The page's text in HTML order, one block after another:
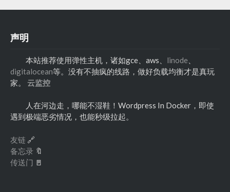
声明
本站推荐使用弹性主机，诸如gce、aws、 linode
digitalocean等。没有不抽疯的线路，做好负载均衡才是真玩
家。 云监控
人在河边走，哪能不湿鞋！Wordpress In Docker，即使
遇到极端恶劣情况，也能秒级拉起。
友链 🔗
备忘录 🔖
传送门 🚪